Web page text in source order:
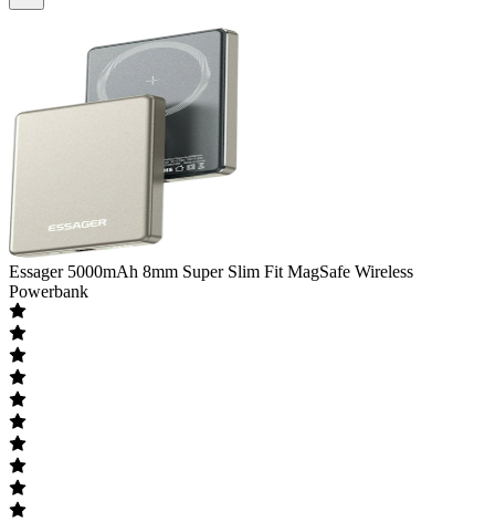
Essager 5000mAh 8mm Super Slim Fit MagSafe Wireless
Powerbank